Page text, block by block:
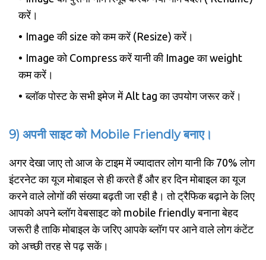
करें।
Image की size को कम करें (Resize) करें।
Image को Compress करें यानी की Image का weight
कम करें।
ब्लॉक पोस्ट के सभी इमेज में Alt tag का उपयोग जरूर करें।
9) अपनी साइट को Mobile Friendly बनाए।
अगर देखा जाए तो आज के टाइम में ज्यादातर लोग यानी कि 70% लोग
इंटरनेट का यूज मोबाइल से ही करते हैं और हर दिन मोबाइल का यूज
करने वाले लोगों की संख्या बढ़ती जा रही है। तो ट्रैफिक बढ़ाने के लिए
आपको अपने ब्लॉग वेबसाइट को mobile friendly बनाना बेहद
जरूरी है ताकि मोबाइल के जरिए आपके ब्लॉग पर आने वाले लोग कंटेंट
को अच्छी तरह से पढ़ सकें।